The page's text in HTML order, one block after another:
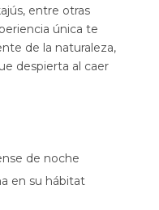
entre otras
única te
de la naturaleza,
despierta al caer
de noche
en su hábitat